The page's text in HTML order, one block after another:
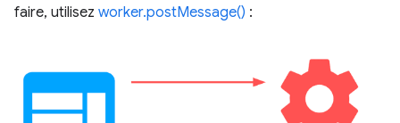
faire, utilisez worker.postMessage() :